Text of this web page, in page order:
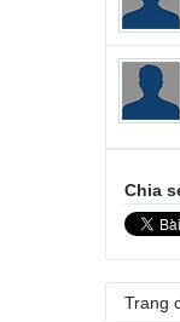
Chia
Trang